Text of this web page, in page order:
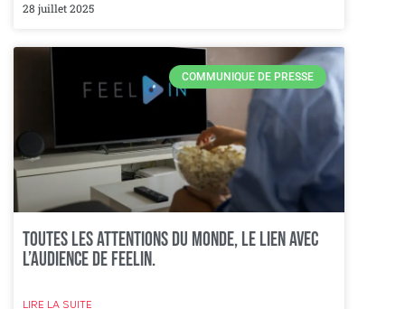
28 juillet 2025
COMMUNIQUE DE PRESSE
Toutes les attentions du monde, le lien avec
l’audience de FEELIN.
LIRE LA SUITE